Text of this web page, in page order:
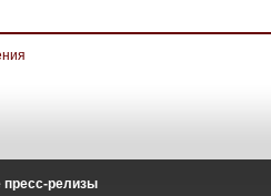
пресс-релизы